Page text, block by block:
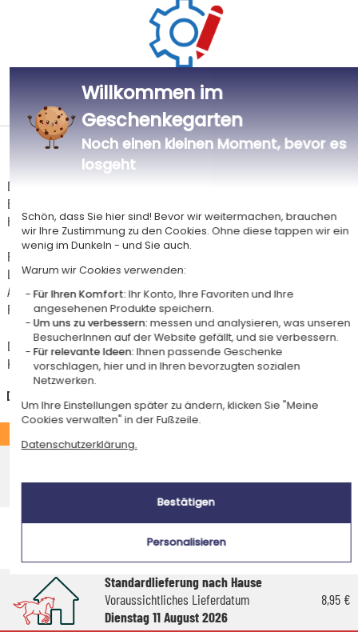
Personalisiert
Lieferdatum und Lieferpreis
Dieser Artikel wird in unserem Atelier in Toulouse personalisiert.
Er ist für das Angebot "Versandkostenfrei ab 85 € Warenwert" mit der
Hermes-Standardlieferung berechtigt.
Für jede Bestellung unter 85 € gelten die unten aufgeführten
Lieferkosten für den Kauf dieses Artikels.
Artikel, die in unserem Atelier personalisiert werden (etwa 95% unserer
Produkte), sind mit dem Logo
Das Voraussichtliche Lieferdatum ist nur bei einer Zahlung per PayPal,
Kreditkarte oder Sofortüberweisung gültig.
Deutschland
Donnerstag 13 August 2026
Economy-Versand nach Hause
Voraussichtliches Lieferdatum
Standardlieferung nach Hause
Voraussichtliches Lieferdatum
Dienstag 11 August 2026
8,95 €
Willkommen im
Geschenkegarten
Noch einen kleinen Moment, bevor es
losgeht
Schön, dass Sie hier sind! Bevor wir weitermachen, brauchen
wir Ihre Zustimmung zu den Cookies. Ohne diese tappen wir ein
wenig im Dunkeln - und Sie auch.
Warum wir Cookies verwenden:
Für Ihren Komfort: Ihr Konto, Ihre Favoriten und Ihre
angesehenen Produkte speichern.
Um uns zu verbessern: messen und analysieren, was unseren
BesucherInnen auf der Website gefällt, und sie verbessern.
Für relevante Ideen: Ihnen passende Geschenke
vorschlagen, hier und in Ihren bevorzugten sozialen
Netzwerken.
Um Ihre Einstellungen später zu ändern, klicken Sie "Meine
Cookies verwalten" in der Fußzeile.
Datenschutzerklärung.
Bestätigen
Personalisieren